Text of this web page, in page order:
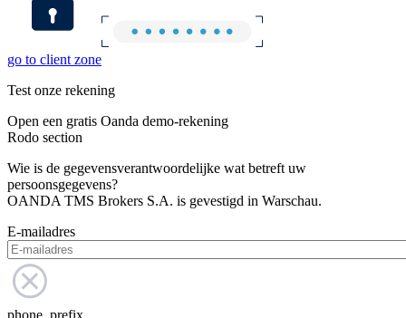
go to client zone
Test onze rekening
Open een gratis Oanda demo-rekening
Rodo section
Wie is de gegevensverantwoordelijke wat betreft uw
persoonsgegevens?
OANDA TMS Brokers S.A. is gevestigd in Warschau.
E-mailadres
phone_prefix